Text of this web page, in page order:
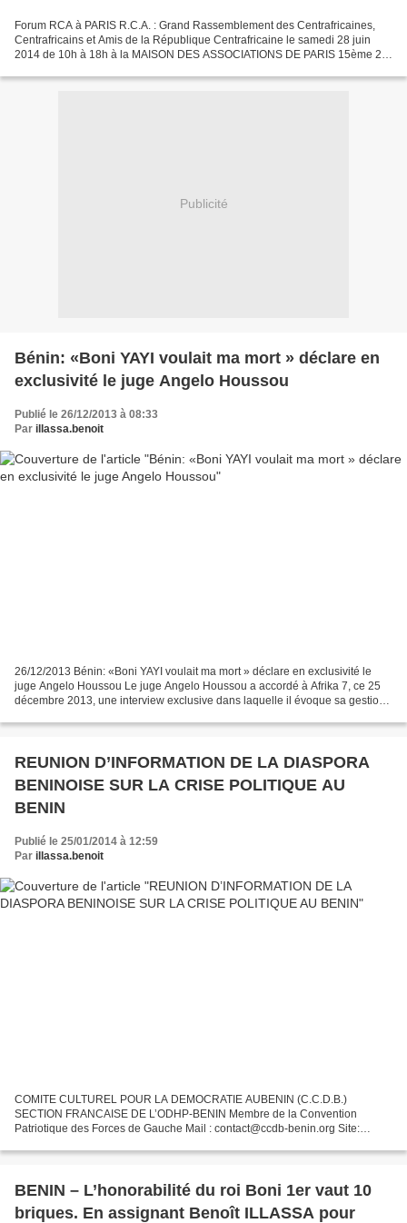
Forum RCA à PARIS R.C.A. : Grand Rassemblement des Centrafricaines,
Centrafricains et Amis de la République Centrafricaine le samedi 28 juin
2014 de 10h à 18h à la MAISON DES ASSOCIATIONS DE PARIS 15ème 22
Publicité
Bénin: «Boni YAYI voulait ma mort » déclare en
exclusivité le juge Angelo Houssou
Publié le 26/12/2013 à 08:33
Par illassa.benoit
26/12/2013 Bénin: «Boni YAYI voulait ma mort » déclare en exclusivité le
juge Angelo Houssou Le juge Angelo Houssou a accordé à Afrika 7, ce 25
décembre 2013, une interview exclusive dans laquelle il évoque sa gestion
REUNION D’INFORMATION DE LA DIASPORA
BENINOISE SUR LA CRISE POLITIQUE AU
BENIN
Publié le 25/01/2014 à 12:59
Par illassa.benoit
COMITE CULTUREL POUR LA DEMOCRATIE AUBENIN (C.C.D.B.)
SECTION FRANCAISE DE L’ODHP-BENIN Membre de la Convention
Patriotique des Forces de Gauche Mail : contact@ccdb-benin.org Site:
BENINOISE SUR...
BENIN – L’honorabilité du roi Boni 1er vaut 10
briques. En assignant Benoît ILLASSA pour